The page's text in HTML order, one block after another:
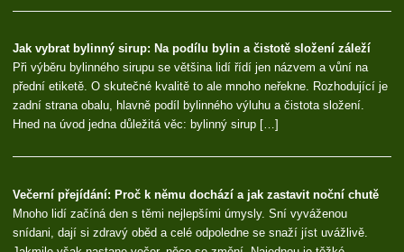
Jak vybrat bylinný sirup: Na podílu bylin a čistotě složení záleží
Při výběru bylinného sirupu se většina lidí řídí jen názvem a vůní na
přední etiketě. O skutečné kvalitě to ale mnoho neřekne. Rozhodující je
zadní strana obalu, hlavně podíl bylinného výluhu a čistota složení.
Hned na úvod jedna důležitá věc: bylinný sirup […]
Večerní přejídání: Proč k němu dochází a jak zastavit noční chutě
Mnoho lidí začíná den s těmi nejlepšími úmysly. Sní vyváženou
snídani, dají si zdravý oběd a celé odpoledne se snaží jíst uvážlivě.